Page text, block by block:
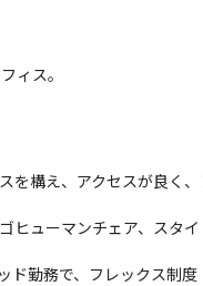
ィス。
を構え、アクセスが良く
ヒューマンチェア、スタ
勤務で、フレックス制